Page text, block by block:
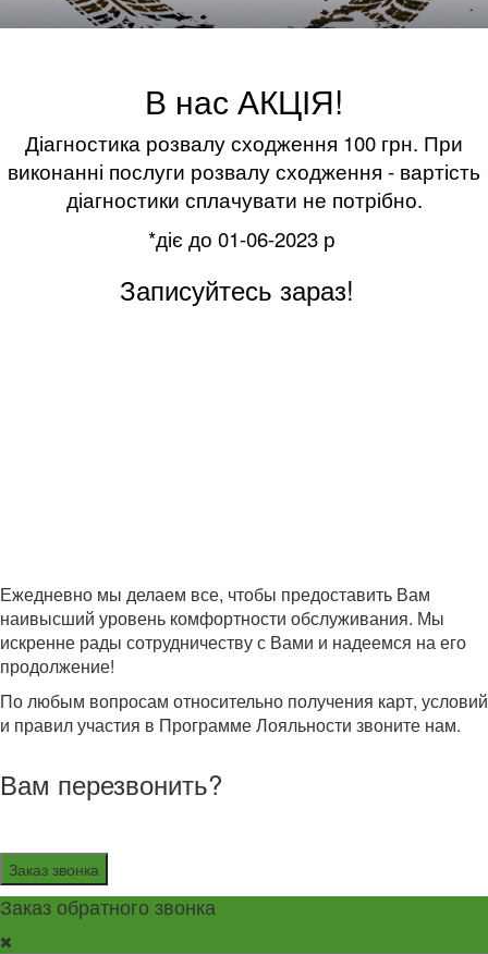
В нас АКЦІЯ!
Діагностика розвалу сходження 100 грн. При
виконанні послуги розвалу сходження - вартість
діагностики сплачувати не потрібно.
*діє до 01-06-2023 р
Записуйтесь зараз!
Ежедневно мы делаем все, чтобы предоставить Вам
наивысший уровень комфортности обслуживания. Мы
искренне рады сотрудничеству с Вами и надеемся на его
продолжение!
По любым вопросам относительно получения карт, условий
и правил участия в Программе Лояльности звоните нам.
Вам перезвонить?
Заказ звонка
Заказ обратного звонка